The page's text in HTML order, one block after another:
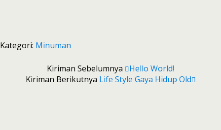
Kategori: Minuman
Kiriman Sebelumnya
Hello World!
Kiriman Berikutnya Life Style Gaya Hidup Old